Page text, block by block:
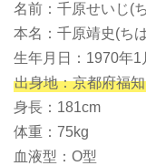
名前：千原せいじ(
本名：千原靖史(ち
生年月日：1970年1
出身地：京都府福
身長：181cm
体重：75kg
血液型：O型